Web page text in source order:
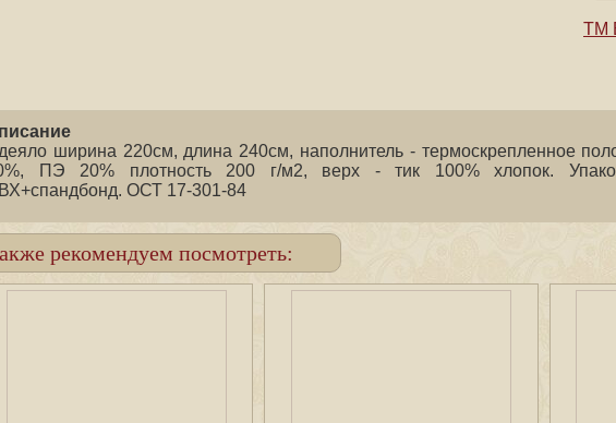
ТМ
ширина 220см, длина 240см, наполнитель - термоскрепленное
ПЭ 20% плотность 200 г/м2, верх - тик 100% хлопок.
ОСТ 17-301-84
рекомендуем посмотреть: